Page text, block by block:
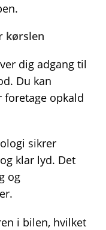
kørslen
dig adgang til
Du kan
foretage opkald
sikrer
klar lyd. Det
og
i bilen, hvilket